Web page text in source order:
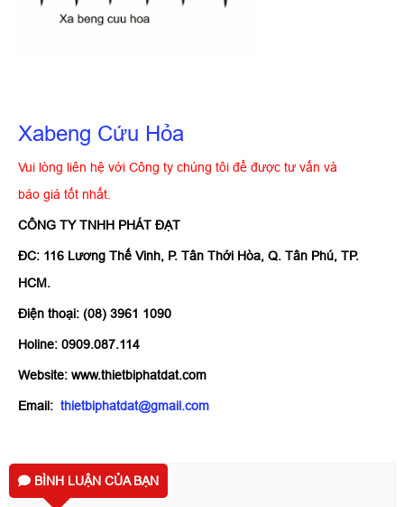
Xabeng Cứu Hỏa
Vui lòng liên hệ với Công ty chúng tôi để được tư vấn và
báo giá tốt nhất.
CÔNG TY TNHH PHÁT ĐẠT
ĐC: 116 Lương Thế Vinh, P. Tân Thới Hòa, Q. Tân Phú, TP.
HCM.
Điện thoại: (08) 3961 1090
Holine: 0909.087.114
Website: www.thietbiphatdat.com
Email: thietbiphatdat@gmail.com
BÌNH LUẬN CỦA BẠN